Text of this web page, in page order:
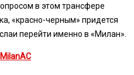
в этом трансфере
«красно-черным» придется
перейти именно в «Милан».